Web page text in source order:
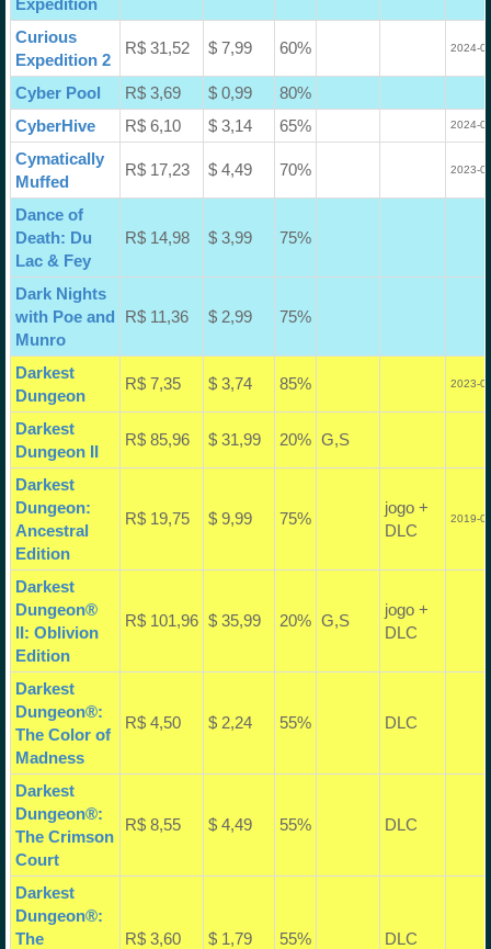
Expedition
Curious
Expedition 2
R$ 31,52 $ 7,99 60% 2024-
Cyber Pool R$ 3,69 $ 0,99
80%
CyberHive
R$ 6,10 $ 3,14 65% 2024-
Cymatically
Muffed
R$ 17,23 $ 4,49 70% 2023-
Dance of
Death: Du
Lac & Fey
R$ 14,98 $ 3,99 75%
Dark Nights
with Poe and
Munro
R$ 11,36 $ 2,99 75%
Darkest
Dungeon
R$ 7,35 $ 3,74 85% 2023-
Darkest
Dungeon II
R$ 85,96 $ 31,99 20% G,S
Darkest
Dungeon:
Ancestral
Edition
R$ 19,75 $ 9,99 75%
jogo +
DLC
2019-
Darkest
Dungeon®
II: Oblivion
Edition
R$ 101,96 $ 35,99 20% G,S
jogo +
DLC
Darkest
Dungeon®:
The Color of
Madness
R$ 4,50 $ 2,24 55% DLC
Darkest
Dungeon®:
The Crimson
Court
R$ 8,55 $ 4,49 55% DLC
Darkest
Dungeon®:
The
R$ 3,60 $ 1,79 55% DLC